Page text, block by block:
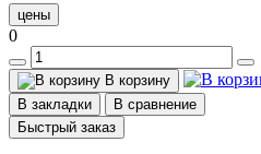
цены
0
В корзину
В закладки
В сравнение
Быстрый заказ